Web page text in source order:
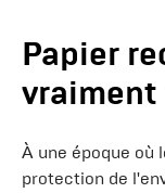
Papier
vraiment
À une époque où
protection de